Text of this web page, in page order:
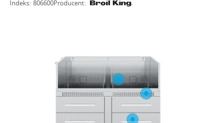
WSPARCIE
O NAS
Indeks: 806600Producent: